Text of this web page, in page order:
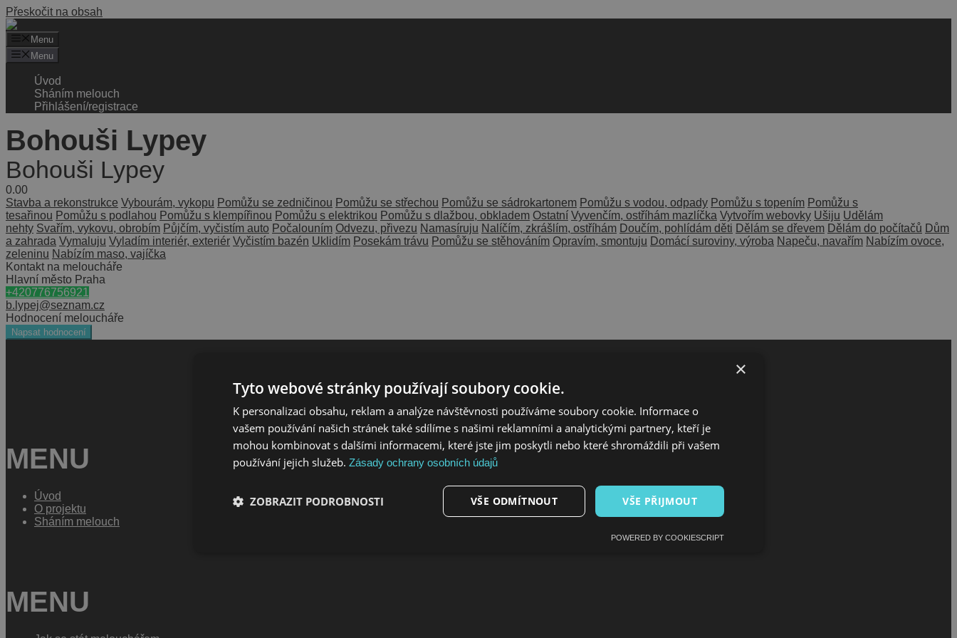
Přeskočit na obsah
Menu
Menu
Úvod
Sháním melouch
Přihlášení/registrace
Bohouši Lypey
Bohouši Lypey
0.00
Stavba a rekonstrukce Vybourám, vykopu Pomůžu se zedničinou Pomůžu se střechou Pomůžu se sádrokartonem Pomůžu s vodou, odpady Pomůžu s topením Pomůžu s
tesařinou Pomůžu s podlahou Pomůžu s klempířinou Pomůžu s elektrikou Pomůžu s dlažbou, obkladem Ostatní Vyvenčím, ostříhám mazlíčka Vytvořím webovky Ušiju Udělám
nehty Svařím, vykovu, obrobím Půjčím, vyčistím auto Počalouním Odvezu, přivezu Namasíruju Nalíčím, zkrášlím, ostříhám Doučím, pohlídám děti Dělám se dřevem Dělám do počítačů Dům
a zahrada Vymaluju Vyladím interiér, exteriér Vyčistím bazén Uklidím Posekám trávu Pomůžu se stěhováním Opravím, smontuju Domácí suroviny, výroba Napeču, navařím Nabízím ovoce,
zeleninu Nabízím maso, vajíčka
Kontakt na meloucháře
Hlavní město Praha
+420776756921
b.lypej@seznam.cz
Hodnocení meloucháře
Napsat hodnocení
MENU
Úvod
O projektu
Sháním melouch
MENU
×
Tyto webové stránky používají soubory cookie.
K personalizaci obsahu, reklam a analýze návštěvnosti používáme soubory cookie. Informace o
vašem používání našich stránek také sdílíme s našimi reklamními a analytickými partnery, kteří je
mohou kombinovat s dalšími informacemi, které jste jim poskytli nebo které shromáždili při vašem
používání jejich služeb. Zásady ochrany osobních údajů
VŠE PŘIJMOUT
VŠE ODMÍTNOUT
ZOBRAZIT PODROBNOSTI
POWERED BY COOKIESCRIPT